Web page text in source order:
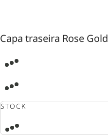
Capa traseira Rose Gold
STOCK